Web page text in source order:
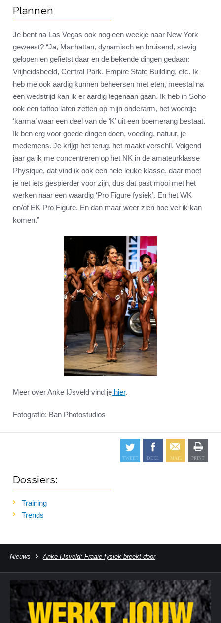
Plannen
Je bent na Las Vegas ook nog een weekje naar New York
geweest? “Ja, Manhattan, dynamisch en bruisend, stevig
gelopen en gefietst daar en de bekende dingen gedaan:
Vrijheidsbeeld, Central Park, Empire State Building, etc. Ik
heb me ook aardig kunnen beheersen met eten, meestal na
een wedstrijd kan ik er aardig tegenaan gaan. Ik heb in Soho
ook een tattoo laten zetten op mijn onderarm, het woordje
‘karma’ waar een deel van de ‘K’ uit een boemerang bestaat.
Ik ben erg voor goede dingen doen, voeding, natuur, je
medemens. Je krijgt het terug, het maakt verschil. Volgend
jaar ga ik me concentreren op het NK in de amateurklasse
Physique, dat vind ik ook een hele leuke klasse, daar moet
je net iets gespierder voor zijn, dus dat past mooi met het
werken naar een waardig ‘Pro Figure fysiek’. En het WK
en/of EK Pro Figure. En dan maar weer zien hoe ver ik kan
komen.”
Meer over Anke IJsveld vind je hier.
Fotografie: Ban Photostudios
Dossiers:
Training
Trends
Nieuws Anke IJsveld: Fraaie fysiek breekt door